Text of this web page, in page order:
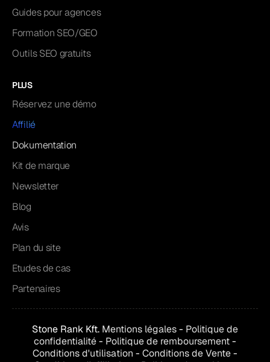
Guides pour agences
Formation SEO/GEO
Outils SEO gratuits
PLUS
Réservez une démo
Affilié
Dokumentation
Kit de marque
Newsletter
Blog
Avis
Plan du site
Etudes de cas
Partenaires
Stone Rank Kft. Mentions légales- Politique de
confidentialité- Politique de remboursement-
Conditions d'utilisation - Conditions deVente-